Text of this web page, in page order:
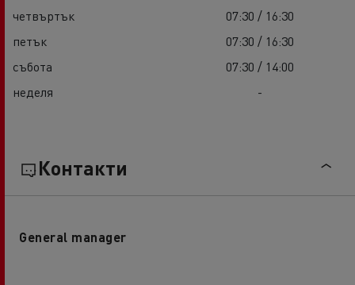
четвъртък
07:30 / 16:30
петък
07:30 / 16:30
събота
07:30 / 14:00
неделя
-
Контакти
General manager